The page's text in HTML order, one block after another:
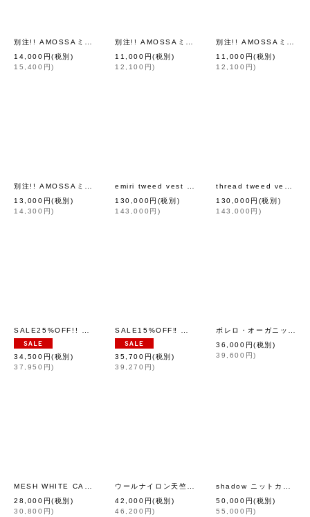
[Dot and Stripes
14,000 円(税別)
15,400 円)
11,000 円(税別)
12,100 円)
11,000 円(税別)
12,100 円)
[Dot and Stripes
13,000 円(税別)
14,300 円)
leur logette]
130,000円 (税別)
143,000 円 )
130,000円 (税別)
143,000 円 )
[ MUVEIL
34,500 円(税別)
37,950 円)
35,700 円(税別)
39,270 円)
36,000 円(税別)
39,600 円)
[
28,000 円(税別)
30,800 円)
[tao
42,000 円(税別)
46,200 円)
50,000 円(税別)
55,000 円)